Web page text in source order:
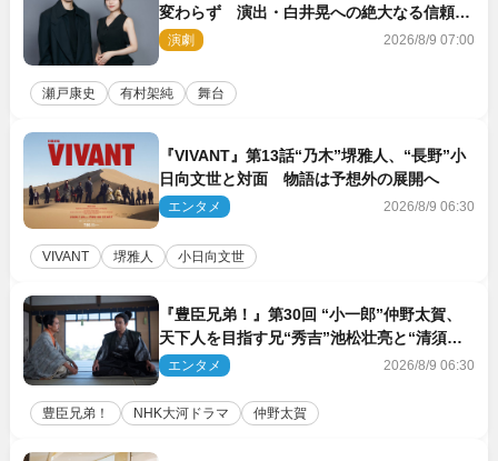
変わらず 演出・白井晃への絶大なる信頼を
胸に舞台『キュー』に挑む
演劇 2026/8/9 07:00
瀬戸康史 有村架純 舞台
『VIVANT』第13話“乃木”堺雅人、“長野”小
日向文世と対面 物語は予想外の展開へ
エンタメ 2026/8/9 06:30
VIVANT 堺雅人 小日向文世
『豊臣兄弟！』第30回 “小一郎”仲野太賀、
天下人を目指す兄“秀吉”池松壮亮と“清須会
議”へ
エンタメ 2026/8/9 06:30
豊臣兄弟！ NHK大河ドラマ 仲野太賀